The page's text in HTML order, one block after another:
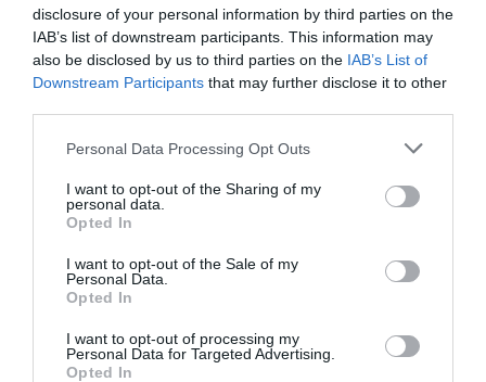
disclosure of your personal information by third parties on the
IAB’s list of downstream participants. This information may
also be disclosed by us to third parties on the IAB’s List of
Downstream Participants that may further disclose it to other
Personal Data Processing Opt Outs
I want to opt-out of the Sharing of my
personal data.
Opted In
I want to opt-out of the Sale of my
Personal Data.
Opted In
I want to opt-out of processing my
Personal Data for Targeted Advertising.
Opted In
την Τέχνη και τον Πολιτισμό!
Ακολουθήστε το Culturenow.gr
Σχετικά Άρθρα